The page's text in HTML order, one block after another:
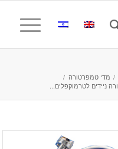
/ מדי טמפרטורה /